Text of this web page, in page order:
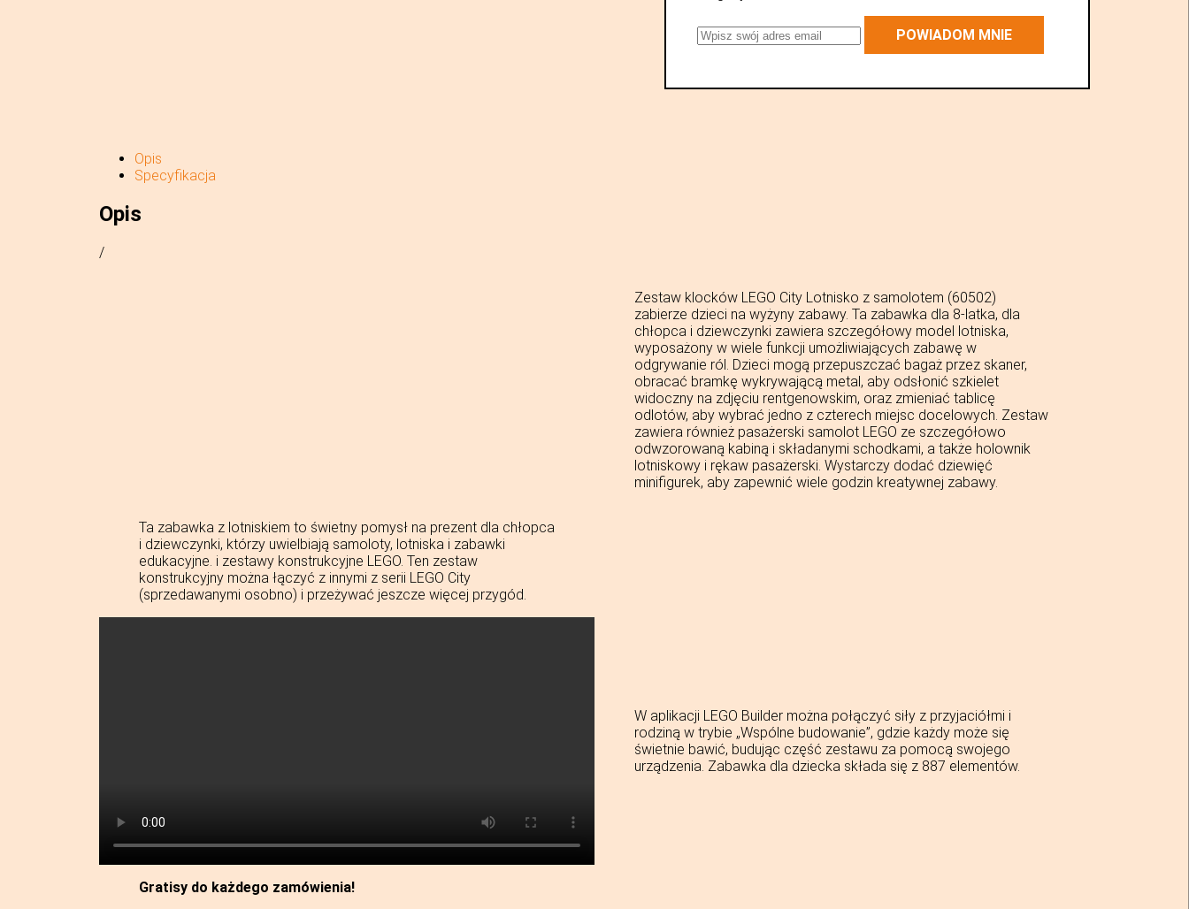
POWIADOM MNIE
Opis
Specyfikacja
Opis
/
Zestaw klocków LEGO City Lotnisko z samolotem (60502)
zabierze dzieci na wyżyny zabawy. Ta zabawka dla 8-latka, dla
chłopca i dziewczynki zawiera szczegółowy model lotniska,
wyposażony w wiele funkcji umożliwiających zabawę w
odgrywanie ról. Dzieci mogą przepuszczać bagaż przez skaner,
obracać bramkę wykrywającą metal, aby odsłonić szkielet
widoczny na zdjęciu rentgenowskim, oraz zmieniać tablicę
odlotów, aby wybrać jedno z czterech miejsc docelowych. Zestaw
zawiera również pasażerski samolot LEGO ze szczegółowo
odwzorowaną kabiną i składanymi schodkami, a także holownik
lotniskowy i rękaw pasażerski. Wystarczy dodać dziewięć
minifigurek, aby zapewnić wiele godzin kreatywnej zabawy.
Ta zabawka z lotniskiem to świetny pomysł na prezent dla chłopca
i dziewczynki, którzy uwielbiają samoloty, lotniska i zabawki
edukacyjne. i zestawy konstrukcyjne LEGO. Ten zestaw
konstrukcyjny można łączyć z innymi z serii LEGO City
(sprzedawanymi osobno) i przeżywać jeszcze więcej przygód.
W aplikacji LEGO Builder można połączyć siły z przyjaciółmi i
rodziną w trybie „Wspólne budowanie”, gdzie każdy może się
świetnie bawić, budując część zestawu za pomocą swojego
urządzenia. Zabawka dla dziecka składa się z 887 elementów.
Gratisy do każdego zamówienia!